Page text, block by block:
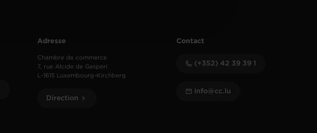
Adresse
Chambre de commerce
7, rue Alcide de Gasperi
L-1615 Luxembourg-Kirchberg
Direction
Contact
(+352) 42 39 39 1
info@cc.lu